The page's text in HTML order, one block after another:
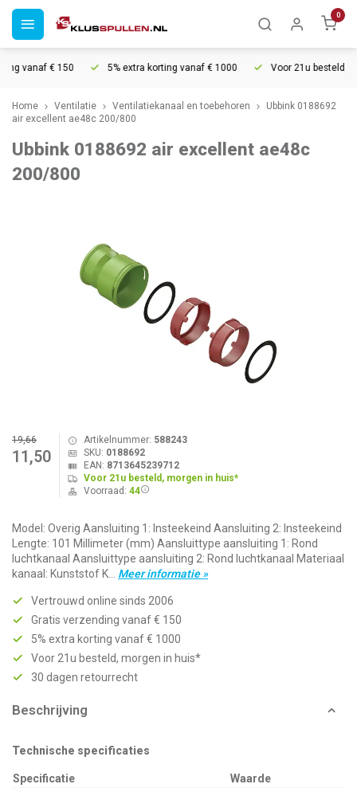
0
vanaf € 150 5% extra korting vanaf € 1000 Voor 21u besteld,
Home Ventilatie Ventilatiekanaal en toebehoren
Ubbink 0188692
air excellent ae48c 200/800
Ubbink 0188692 air excellent ae48c
200/800
19,66
11,50
Artikelnummer: 588243
SKU: 0188692
EAN: 8713645239712
Voor 21u besteld, morgen in huis*
Voorraad: 44
Model: Overig Aansluiting 1: Insteekeind Aansluiting 2: Insteekeind
Lengte: 101 Millimeter (mm) Aansluittype aansluiting 1: Rond
luchtkanaal Aansluittype aansluiting 2: Rond luchtkanaal Materiaal
kanaal: Kunststof K... Meer informatie »
Vertrouwd online sinds 2006
Gratis verzending vanaf € 150
5% extra korting vanaf € 1000
Voor 21u besteld, morgen in huis*
30 dagen retourrecht
Beschrijving
Technische specificaties
Specificatie
Waarde